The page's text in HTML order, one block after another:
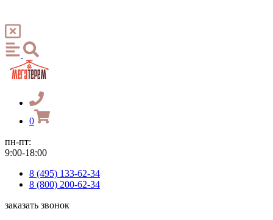
0
пн-пт:
9:00-18:00
8 (495) 133-62-34
8 (800) 200-62-34
заказать звонок